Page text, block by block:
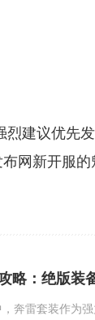
建议优先
网新开服
略：绝版装
奔雷套装作为